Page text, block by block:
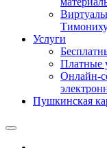
Услуги
Платные
Онлайн-
Пушкинская